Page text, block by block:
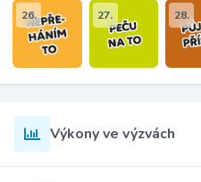
26. 27. 28.
Výkony ve výzvách